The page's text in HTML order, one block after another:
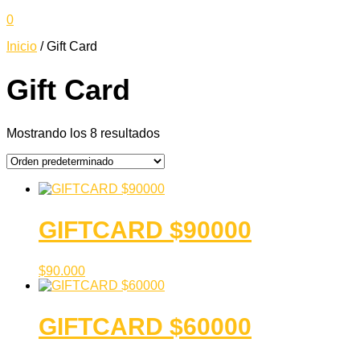
0
Inicio /Gift Card
Gift Card
Mostrando los 8 resultados
GIFTCARD $90000
$90.000
GIFTCARD $60000